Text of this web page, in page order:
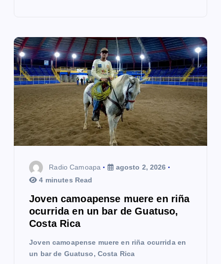
Radio Camoapa
agosto 2, 2026
4 minutes Read
Joven camoapense muere en riña
ocurrida en un bar de Guatuso,
Costa Rica
Joven camoapense muere en riña ocurrida en
un bar de Guatuso, Costa Rica